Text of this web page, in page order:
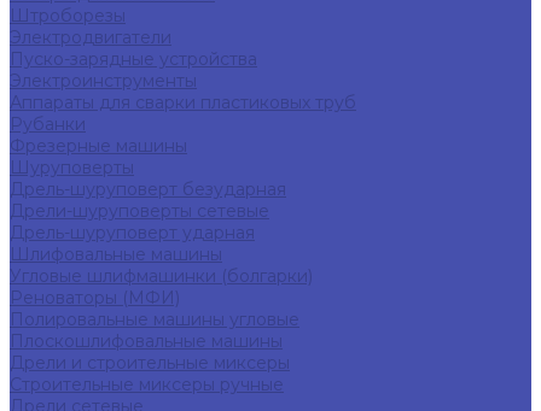
Штроборезы
Электродвигатели
Пуско-зарядные устройства
Электроинструменты
Аппараты для сварки пластиковых труб
Рубанки
Фрезерные машины
Шуруповерты
Дрель-шуруповерт безударная
Дрели-шуруповерты сетевые
Дрель-шуруповерт ударная
Шлифовальные машины
Угловые шлифмашинки (болгарки)
Реноваторы (МФИ)
Полировальные машины угловые
Плоскошлифовальные машины
Дрели и строительные миксеры
Строительные миксеры ручные
Дрели сетевые